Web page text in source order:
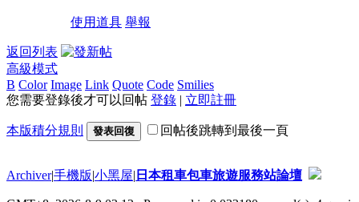
使用道具 舉報
返回列表
高級模式
B Color Image Link Quote Code Smilies
您需要登錄後才可以回帖 登錄 | 立即註冊
本版積分規則 發表回復 回帖後跳轉到最後一頁
Archiver|手機版|小黑屋| 日本租車包車旅遊服務站論壇